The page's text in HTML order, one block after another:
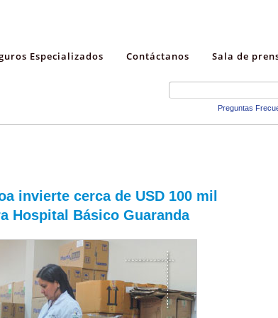
Especializados Contáctanos Sala de
Preguntas
invierte cerca de USD 100 mil
Hospital Básico Guaranda